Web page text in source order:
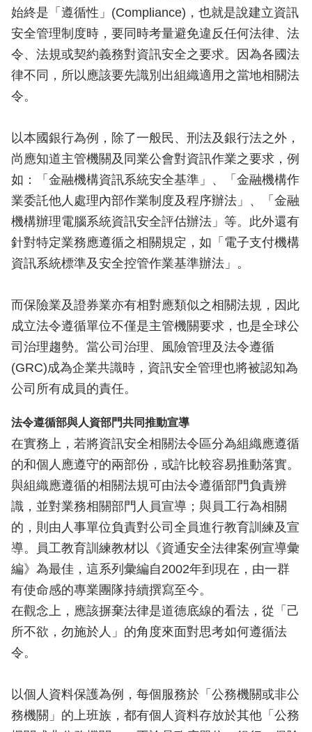
始終是「遵循性」(Compliance)，也就是說建立資訊
安全管理制度時，要同時考量避免違反任何法律、法
令、法規或契約義務對資訊安全之要求。因為各國法
律不同，所以應該要先識別出組織適用之當地相關法
令。
以本國銀行為例，除了一般民、刑法及銀行法之外，
尚應知道主管機關及同業公會對資訊作業之要求，例
如：「金融機構資訊系統安全基準」、「金融機構作
業委託他人處理內部作業制度及程序辦法」、「金融
機構辦理電腦系統資訊安全評估辦法」等。此外還有
針對特定業務應遵循之相關規定，如「電子支付機構
資訊系統標準及安全控管作業基準辦法」。
而保險業及證券業亦有相對應類似之相關法規，因此
成立法令遵循單位不僅是主管機關要求，也是全球公
司治理趨勢。當公司治理、風險管理及法令遵循
(GRC)成為企業共識時，資訊安全管理也將被認知為
公司所有成員的責任。
法令遵循部與人資部門共同推動宣導
在實務上，若將資訊安全相關法令區分為組織應遵循
的和個人應遵守的兩部份，或許比較容易推動落實。
與組織應遵循的相關法規可由法令遵循部門負責辨
識，並對業務相關部門人員宣導；與員工行為相關
的，則由人事單位負責對公司全員進行教育訓練及宣
導。員工教育訓練教材以《資通安全法律案例宣導彙
編》為最佳，這系列彙編自2002年到現在，由一群
有使命感的專業團隊持續撰寫至今。
在觀念上，應該摒棄法律是道德底線的看法，從「己
所不欲，勿施於人」的角度來面對思考如何遵循法
令。
以個人資料保護為例，每個服務於「公務機關或非公
務機關」的上班族，都有個人資料存放於其他「公務